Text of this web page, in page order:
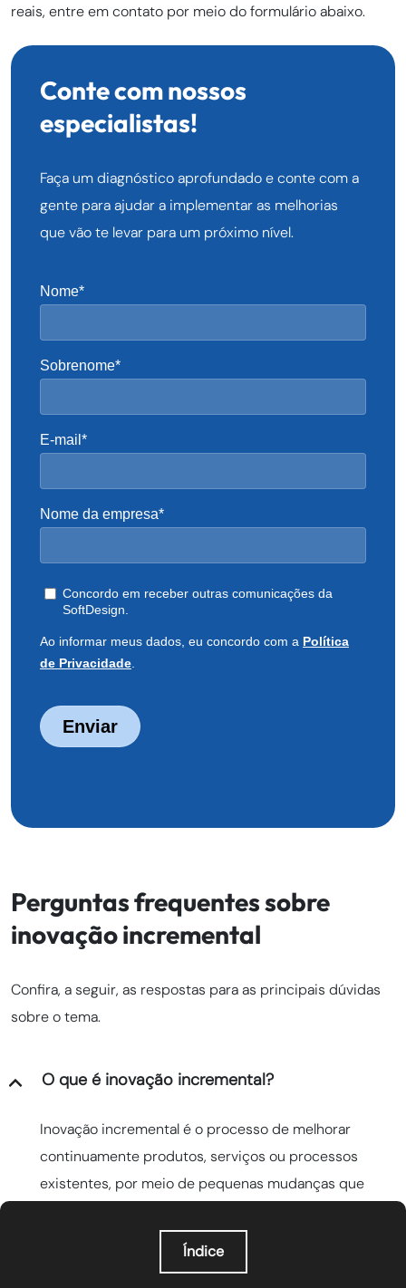
reais, entre em contato por meio do formulário abaixo.
Conte com nossos
especialistas!
Faça um diagnóstico aprofundado e conte com a
gente para ajudar a implementar as melhorias
que vão te levar para um próximo nível.
Perguntas frequentes sobre
inovação incremental
Confira, a seguir, as respostas para as principais dúvidas
sobre o tema.
O que é inovação incremental?
Inovação incremental é o processo de melhorar
continuamente produtos, serviços ou processos
existentes, por meio de pequenas mudanças que
Como aplicar a inovação incremental?
O que é orquestração de agentes de IA?
Índice